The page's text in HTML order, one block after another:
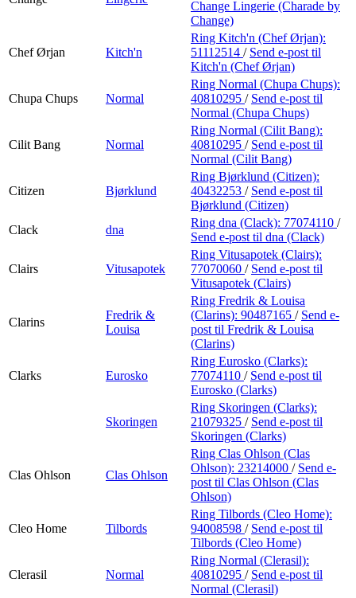
Change Lingerie (Charade by
Change)
Chef Ørjan Kitch'n
Ring Kitch'n (Chef Ørjan):
51112514 / Send e-post til
Kitch'n (Chef Ørjan)
Chupa Chups Normal
Ring Normal (Chupa Chups):
40810295 / Send e-post til
Normal (Chupa Chups)
Cilit Bang Normal
Ring Normal (Cilit Bang):
40810295 / Send e-post til
Normal (Cilit Bang)
Citizen Bjørklund
Ring Bjørklund (Citizen):
40432253 / Send e-post til
Bjørklund (Citizen)
Clack
dna
Ring dna (Clack): 77074110 /
Send e-post til dna (Clack)
Clairs Vitusapotek
Ring Vitusapotek (Clairs):
77070060 / Send e-post til
Vitusapotek (Clairs)
Clarins
Fredrik &
Louisa
Ring Fredrik & Louisa
(Clarins): 90487165 / Send e-
post til Fredrik & Louisa
(Clarins)
Clarks Eurosko
Ring Eurosko (Clarks):
77074110 / Send e-post til
Eurosko (Clarks)
Skoringen
Ring Skoringen (Clarks):
21079325 / Send e-post til
Skoringen (Clarks)
Clas Ohlson Clas Ohlson
Ring Clas Ohlson (Clas
Ohlson): 23214000 / Send e-
post til Clas Ohlson (Clas
Ohlson)
Cleo Home Tilbords
Ring Tilbords (Cleo Home):
94008598 / Send e-post til
Tilbords (Cleo Home)
Clerasil Normal
Ring Normal (Clerasil):
40810295 / Send e-post til
Normal (Clerasil)